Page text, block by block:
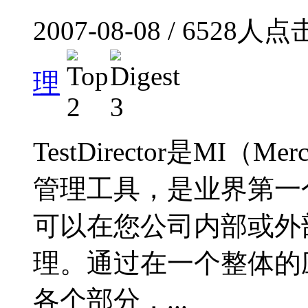
2007-08-08 / 6528人点
理
TestDirector是MI（
管理工具，是业界第
可以在您公司内部或
理。通过在一个整体
各个部分，...